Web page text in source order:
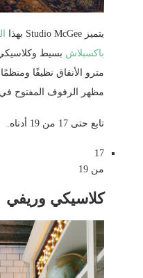
يتميز Studio McGee بهذا
باكسبلاش بسيط وكلاسيكي
مترو الأنفاق نظيفًا
مظهر الرفوف المفتوح
تابع حتى 17 من 19 أدناه.
17
من 19
كلاسيكي وريفي